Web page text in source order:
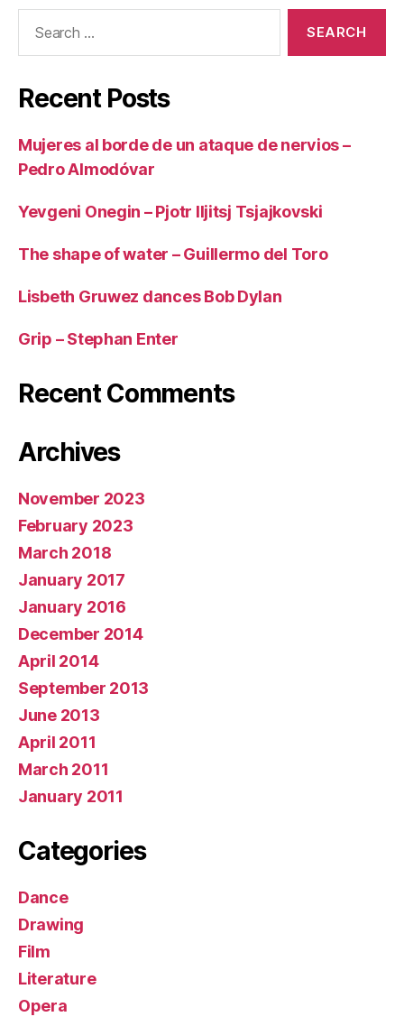
Recent Posts
Mujeres al borde de un ataque de nervios –
Pedro Almodóvar
Yevgeni Onegin – Pjotr Iljitsj Tsjajkovski
The shape of water – Guillermo del Toro
Lisbeth Gruwez dances Bob Dylan
Grip – Stephan Enter
Recent Comments
Archives
November 2023
February 2023
March 2018
January 2017
January 2016
December 2014
April 2014
September 2013
June 2013
April 2011
March 2011
January 2011
Categories
Dance
Drawing
Film
Literature
Opera